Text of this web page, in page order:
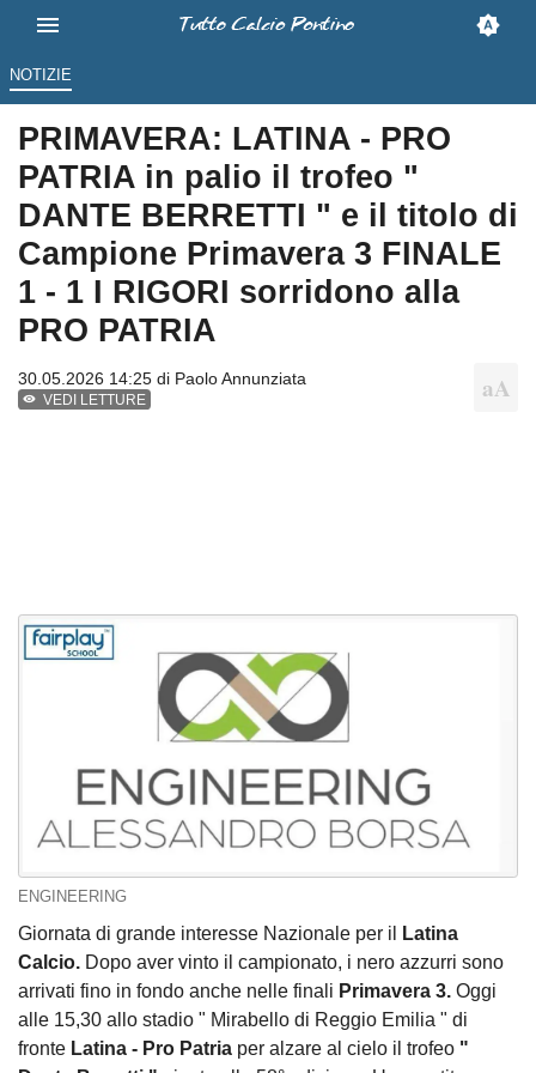
NOTIZIE
PRIMAVERA: LATINA - PRO
PATRIA in palio il trofeo "
DANTE BERRETTI " e il titolo di
Campione Primavera 3 FINALE
1 - 1 I RIGORI sorridono alla
PRO PATRIA
30.05.2026 14:25 di Paolo Annunziata
VEDI LETTURE
ENGINEERING
Giornata di grande interesse Nazionale per il
Latina
Calcio. Dopo aver vinto il campionato, i nero azzurri sono
arrivati fino in fondo anche nelle finali Primavera 3. Oggi
alle 15,30 allo stadio " Mirabello di Reggio Emilia " di
fronte Latina - Pro Patria per alzare al cielo il trofeo "